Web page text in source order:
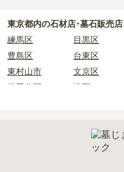
東京都内の石材店･墓石販売
練馬区
目黒区
豊島区
台東区
東村山市
文京区
世田谷区
港区
町田市
昭島市